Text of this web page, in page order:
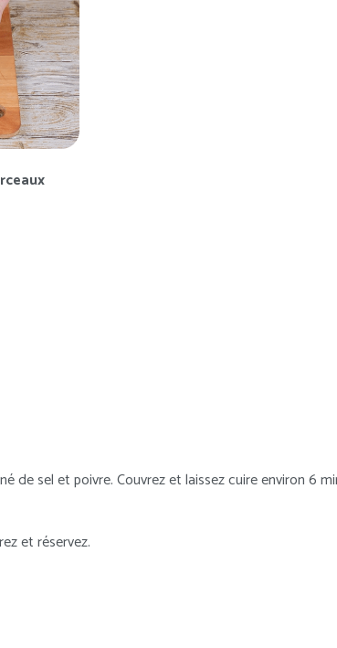
de sel et poivre. Couvrez et laissez cuire environ 6
et réservez.